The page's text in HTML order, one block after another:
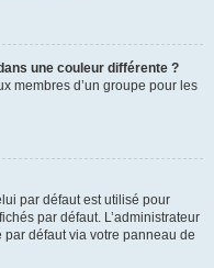
une couleur différente ?
membres d’un groupe pour les
par défaut est utilisé pour
par défaut. L’administrateur
défaut via votre panneau de